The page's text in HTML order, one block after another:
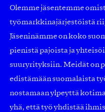
Olemme jäsentemme
työmarkkinajärjestöistä
Jäseninämme on koko
pienistä pajoista ja
suuryrityksiin. Meidät on
edistämään suomalaista
nostamaan ylpeyttä
yhä, että työ yhdistää